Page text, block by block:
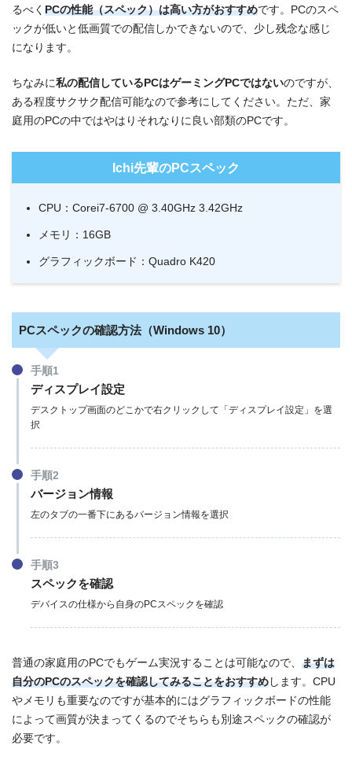
るべく PCの性能（スペック）は高い方がおすすめです。PCのスペ
ックが低いと低画質での配信しかできないので、少し残念な感じ
になります。
ちなみに私の配信しているPCはゲーミングPCではないのですが、
ある程度サクサク配信可能なので参考にしてください。ただ、家
庭用のPCの中ではやはりそれなりに良い部類のPCです。
Ichi先輩のPCスペック
CPU：Corei7-6700 @ 3.40GHz 3.42GHz
メモリ：16GB
グラフィックボード：Quadro K420
PCスペックの確認方法（Windows 10）
手順1
ディスプレイ設定
デスクトップ画面のどこかで右クリックして「ディスプレイ設定」を選
択
手順2
バージョン情報
左のタブの一番下にあるバージョン情報を選択
手順3
スペックを確認
デバイスの仕様から自身のPCスペックを確認
普通の家庭用のPCでもゲーム実況することは可能なので、 まずは
自分のPCのスペックを確認してみることをおすすめ します。CPU
やメモリも重要なのですが基本的にはグラフィックボードの性能
によって画質が決まってくるのでそちらも別途スペックの確認が
必要です。